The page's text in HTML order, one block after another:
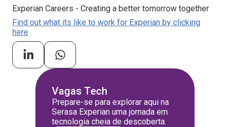
Experian Careers - Creating a better tomorrow together
Find out what its like to work for Experian by clicking
here
Vagas Tech
Prepare-se para explorar aqui na
Serasa Experian uma jornada em
tecnologia cheia de descoberta.